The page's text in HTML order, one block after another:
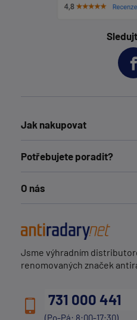
Jak nakupovat
Potřebujete poradit?
O nás
Jsme výhradním
renomovaných značek
731 000 441
(Po-Pá: 8:00-17:30)